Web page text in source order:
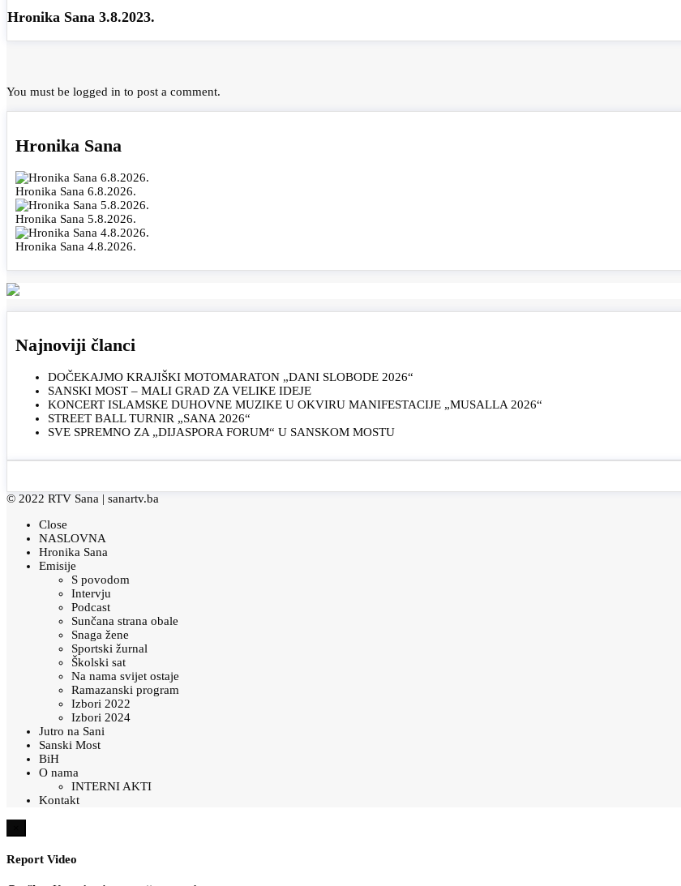
Hronika Sana 3.8.2023.
You must be logged in to post a comment.
Hronika Sana
Hronika Sana 6.8.2026.
Hronika Sana 5.8.2026.
Hronika Sana 4.8.2026.
Najnoviji članci
DOČEKAJMO KRAJIŠKI MOTOMARATON „DANI SLOBODE 2026“
SANSKI MOST – MALI GRAD ZA VELIKE IDEJE
KONCERT ISLAMSKE DUHOVNE MUZIKE U OKVIRU MANIFESTACIJE „MUSALLA 2026“
STREET BALL TURNIR „SANA 2026“
SVE SPREMNO ZA „DIJASPORA FORUM“ U SANSKOM MOSTU
© 2022 RTV Sana | sanartv.ba
Close
NASLOVNA
Hronika Sana
Emisije
S povodom
Intervju
Podcast
Sunčana strana obale
Snaga žene
Sportski žurnal
Školski sat
Na nama svijet ostaje
Ramazanski program
Izbori 2022
Izbori 2024
Jutro na Sani
Sanski Most
BiH
O nama
INTERNI AKTI
Kontakt
Report Video